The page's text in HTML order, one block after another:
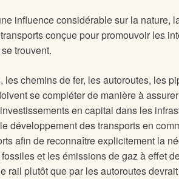
influence considérable sur la nature,
conçue pour promouvoir les
trouvent.
chemins de fer, les autoroutes, les
se compléter de manière à
en capital dans les
développement des transports en
afin de reconnaître explicitement la
et les émissions de gaz à effet
plutôt que par les autoroutes